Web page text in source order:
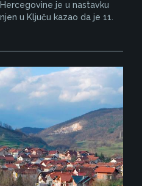
je u nastavku
u Ključu kazao da je 11.